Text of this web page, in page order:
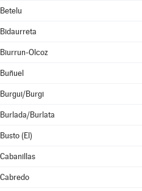
Betelu
Bidaurreta
Biurrun-Olcoz
Buñuel
Burgui/Burgi
Burlada/Burlata
Busto (El)
Cabanillas
Cabredo